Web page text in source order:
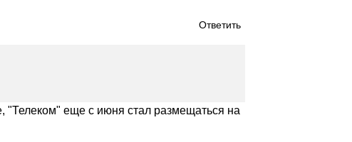
Ответить
"Телеком" еще с июня стал размещаться на